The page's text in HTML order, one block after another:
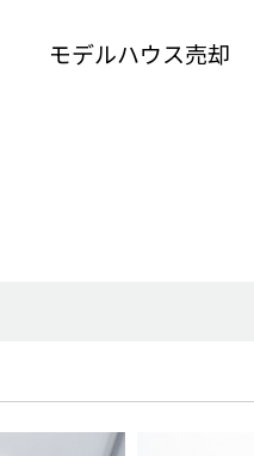
モデルハウス売却